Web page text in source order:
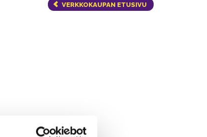
VERKKOKAUPAN ETUSIVU